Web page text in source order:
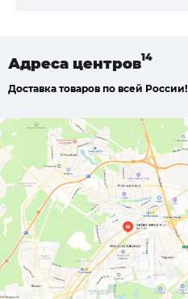
Адреса центров
Доставка товаров по всей России!